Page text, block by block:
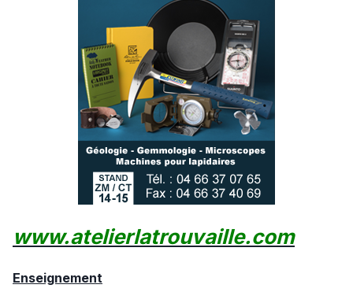
www.atelierlatrouvaille.com
Enseignement